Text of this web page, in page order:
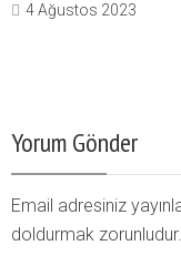
4 Ağustos 2023
Yorum Gönder
Email adresiniz
doldurmak zorunludur.